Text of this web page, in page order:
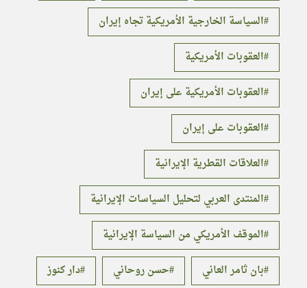
السياسة الخارجية الأمريكية تجاه إيران
العقوبات الأمريكية
العقوبات الأمريكية على إيران
العقوبات على إيران
العلاقات القطرية الإيرانية
المنتدى العربي لتحليل السياسات الإيرانية
الموقف الأمريكي من السياسة الإيرانية
بان ثامر العاني
حسن روحاني
دار كنوز